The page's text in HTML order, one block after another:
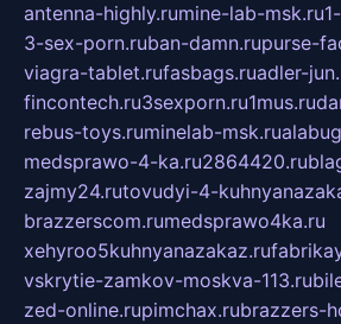
antenna-highly.rumine-lab-msk.ru
3-sex-porn.ruban-damn.rupurse-
viagra-tablet.rufasbags.ruadler-
fincontech.ru3sexporn.ru1mus.ru
rebus-toys.ruminelab-msk.ru
medsprawo-4-ka.ru2864420.ru
zajmy24.rutovudyi-4-
brazzerscom.rumedsprawo4ka.ru
xehyroo5kuhnyanazakaz.ru
vskrytie-zamkov-moskva-113.ru
zed-online.rupimchax.rubrazzers-